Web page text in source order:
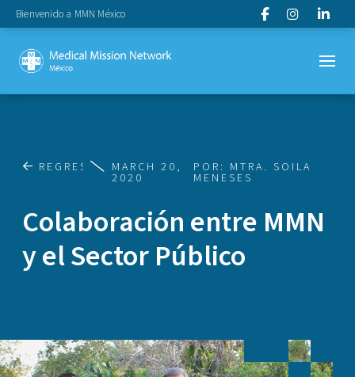
Bienvenido a MMN México
REGRESAR MARCH 20,
2020
POR: MTRA. SOILA
MENESES
Colaboración entre MMN
y el Sector Público